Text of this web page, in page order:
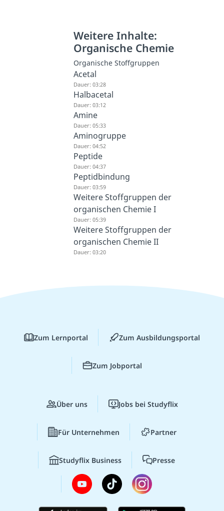
Weitere Inhalte:
Organische Chemie
Organische Stoffgruppen
Acetal
Dauer: 03:28
Halbacetal
Dauer: 03:12
Amine
Dauer: 05:33
Aminogruppe
Dauer: 04:52
Peptide
Dauer: 04:37
Peptidbindung
Dauer: 03:59
Weitere Stoffgruppen der
organischen Chemie I
Dauer: 05:39
Weitere Stoffgruppen der
organischen Chemie II
Dauer: 03:20
Zum Lernportal Zum Ausbildungsportal
Zum Jobportal
Über uns Jobs bei Studyflix
Für Unternehmen Partner
Studyflix Business Presse